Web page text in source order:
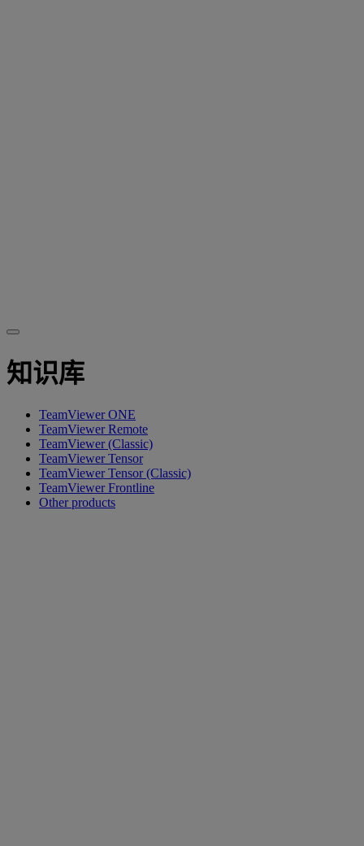
知识库
TeamViewer ONE
TeamViewer Remote
TeamViewer (Classic)
TeamViewer Tensor
TeamViewer Tensor (Classic)
TeamViewer Frontline
Other products